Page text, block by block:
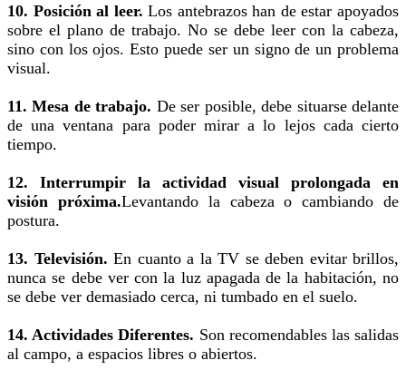
10. Posición al leer. Los antebrazos han de estar apoyados
sobre el plano de trabajo. No se debe leer con la cabeza,
sino con los ojos. Esto puede ser un signo de un problema
visual.
11. Mesa de trabajo. De ser posible, debe situarse delante
de una ventana para poder mirar a lo lejos cada cierto
tiempo.
12. Interrumpir la actividad visual prolongada en
visión próxima.Levantando la cabeza o cambiando de
postura.
13. Televisión. En cuanto a la TV se deben evitar brillos,
nunca se debe ver con la luz apagada de la habitación, no
se debe ver demasiado cerca, ni tumbado en el suelo.
14. Actividades Diferentes. Son recomendables las salidas
al campo, a espacios libres o abiertos.